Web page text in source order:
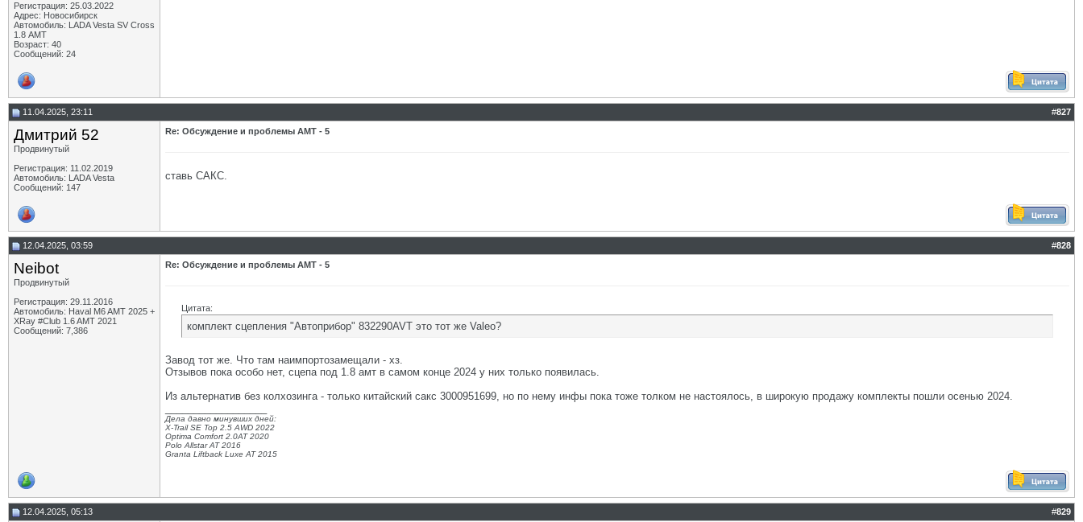
Регистрация: 25.03.2022
Адрес: Новосибирск
Автомобиль: LADA Vesta SV Cross
1.8 АМТ
Возраст: 40
Сообщений: 24
11.04.2025, 23:11 #827
Дмитрий 52
Продвинутый
Регистрация: 11.02.2019
Автомобиль: LADA Vesta
Сообщений: 147
Re: Обсуждение и проблемы АМТ - 5
ставь САКС.
12.04.2025, 03:59 #828
Neibot
Продвинутый
Регистрация: 29.11.2016
Автомобиль: Haval M6 AMT 2025 +
XRay #Club 1.6 AMT 2021
Сообщений: 7,386
Re: Обсуждение и проблемы АМТ - 5
Цитата:
комплект сцепления "Автоприбор" 832290AVT это тот же Valeo?
Завод тот же. Что там наимпортозамещали - хз.
Отзывов пока особо нет, сцепа под 1.8 амт в самом конце 2024 у них только появилась.
Из альтернатив без колхозинга - только китайский сакс 3000951699, но по нему инфы пока тоже толком не настоялось, в широкую продажу комплекты пошли осенью 2024.
Дела давно минувших дней:
X-Trail SE Top 2.5 AWD 2022
Optima Comfort 2.0AT 2020
Polo Allstar AT 2016
Granta Liftback Luxe AT 2015
12.04.2025, 05:13 #829